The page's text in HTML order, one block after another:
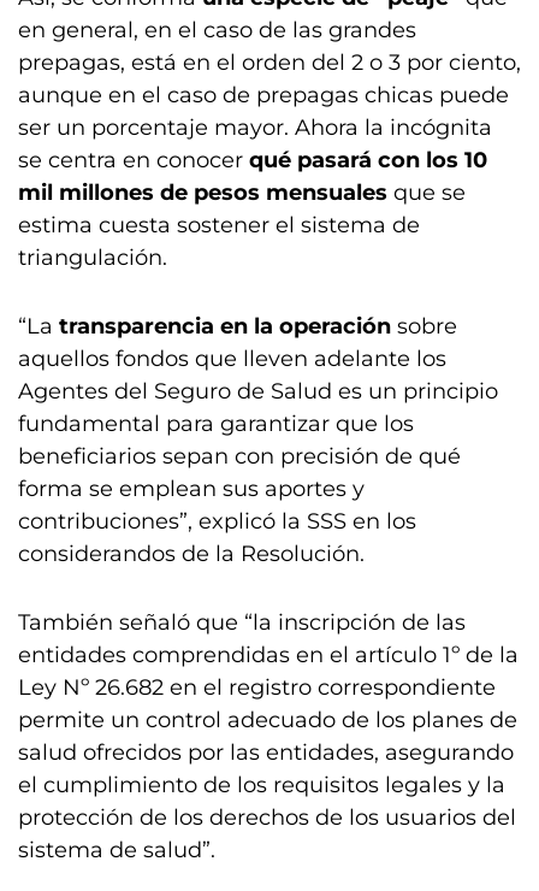
en general, en el caso de las grandes
prepagas, está en el orden del 2 o 3 por ciento,
aunque en el caso de prepagas chicas puede
ser un porcentaje mayor. Ahora la incógnita
se centra en conocer qué pasará con los 10
mil millones de pesos mensuales que se
estima cuesta sostener el sistema de
triangulación.
“La transparencia en la operación sobre
aquellos fondos que lleven adelante los
Agentes del Seguro de Salud es un principio
fundamental para garantizar que los
beneficiarios sepan con precisión de qué
forma se emplean sus aportes y
contribuciones”, explicó la SSS en los
considerandos de la Resolución.
También señaló que “la inscripción de las
entidades comprendidas en el artículo 1º de la
Ley Nº 26.682 en el registro correspondiente
permite un control adecuado de los planes de
salud ofrecidos por las entidades, asegurando
el cumplimiento de los requisitos legales y la
protección de los derechos de los usuarios del
sistema de salud”.